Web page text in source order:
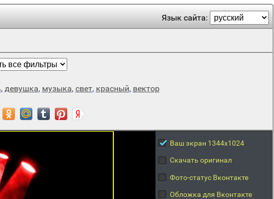
Язык сайта:
, девушка, музыка, свет, красный, вектор
Ваш экран 1344x1024
Скачать оригинал
Фото-статус Вконтакте
Обложка для Вконтакте